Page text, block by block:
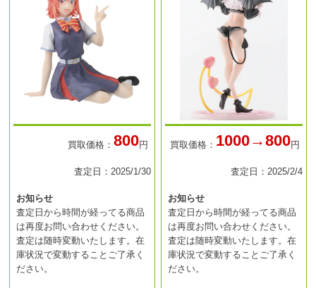
買取価格： 800円
査定日：2025/1/30
お知らせ
査定日から時間が経ってる商品
は再度お問い合わせください。
査定は随時変動いたします。在
庫状況で変動することご了承く
ださい。
買取価格： 1000→800円
査定日：2025/2/4
お知らせ
査定日から時間が経ってる商品
は再度お問い合わせください。
査定は随時変動いたします。在
庫状況で変動することご了承く
ださい。